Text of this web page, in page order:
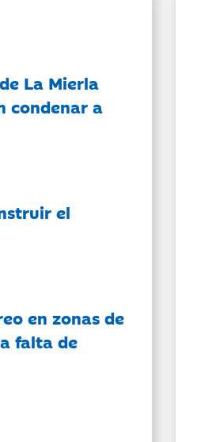
La Mierla
condenar a
el
en zonas de
falta de